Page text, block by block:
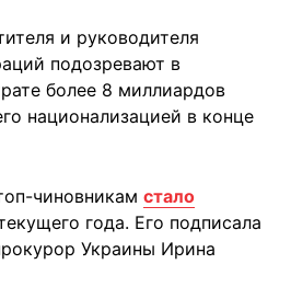
и руководителя
подозревают в
более 8 миллиардов
национализацией в конце
чиновникам стало
года. Его подписала
Украины Ирина